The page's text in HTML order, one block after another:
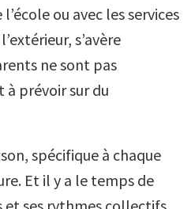
ou avec les services
s’avère
ne sont pas
prévoir sur du
spécifique à chaque
Et il y a le temps de